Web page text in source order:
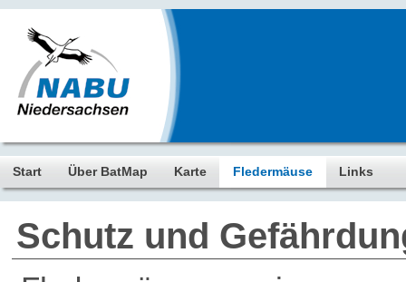
Start Über BatMap Karte Fledermäuse Links
Schutz und